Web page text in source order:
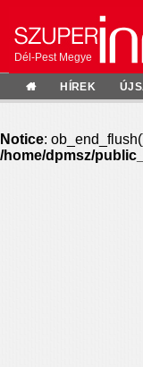
Dél-Pest Megye
HÍREK
Notice:
/home/dpmsz/